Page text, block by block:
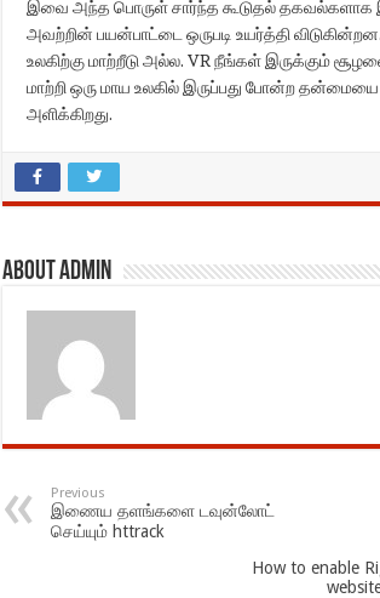
இவை அந்த பொருள் சார்ந்த கூடுதல் தகவல்களாக
அவற்றின் பயன்பாட்டை ஒருபடி உயர்த்தி
உலகிற்கு மாற்றீடு அல்ல. VR நீங்கள் இருக்கும்
மாற்றி ஒரு மாய உலகில் இருப்பது போன்ற
அளிக்கிறது.
About admin
Previous
இணைய தளங்களை டவுன்லோட்
செய்யும் httrack
How to enable